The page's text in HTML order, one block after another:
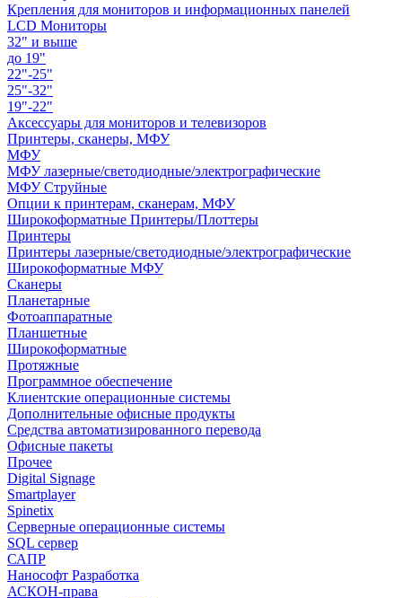
Крепления для мониторов и информационных панелей
LCD Мониторы
32" и выше
до 19"
22"-25"
25"-32"
19"-22"
Аксессуары для мониторов и телевизоров
Принтеры, сканеры, МФУ
МФУ
МФУ лазерные/светодиодные/электрографические
МФУ Струйные
Опции к принтерам, сканерам, МФУ
Широкоформатные Принтеры/Плоттеры
Принтеры
Принтеры лазерные/светодиодные/электрографические
Широкоформатные МФУ
Сканеры
Планетарные
Фотоаппаратные
Планшетные
Широкоформатные
Протяжные
Программное обеспечение
Клиентские операционные системы
Дополнительные офисные продукты
Средства автоматизированного перевода
Офисные пакеты
Прочее
Digital Signage
Smartplayer
Spinetix
Серверные операционные системы
SQL сервер
САПР
Нанософт Разработка
АСКОН-права